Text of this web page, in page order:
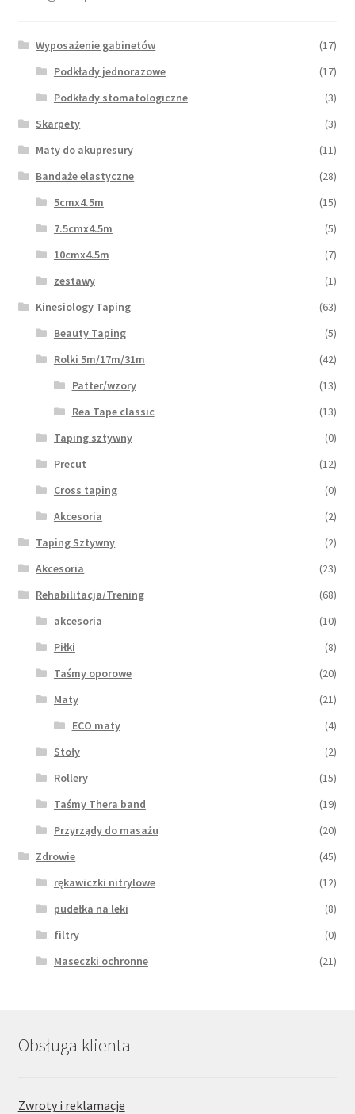
Wyposażenie gabinetów
(17)
Podkłady jednorazowe
(17)
Podkłady stomatologiczne
(3)
Skarpety
(3)
Maty do akupresury
(11)
Bandaże elastyczne
(28)
5cmx4.5m
(15)
7.5cmx4.5m
(5)
10cmx4.5m
(7)
zestawy
(1)
Kinesiology Taping
(63)
Beauty Taping
(5)
Rolki 5m/17m/31m
(42)
Patter/wzory
(13)
Rea Tape classic
(13)
Taping sztywny
(0)
Precut
(12)
Cross taping
(0)
Akcesoria
(2)
Taping Sztywny
(2)
Akcesoria
(23)
Rehabilitacja/Trening
(68)
akcesoria
(10)
Piłki
(8)
Taśmy oporowe
(20)
Maty
(21)
ECO maty
(4)
Stoły
(2)
Rollery
(15)
Taśmy Thera band
(19)
Przyrządy do masażu
(20)
Zdrowie
(45)
rękawiczki nitrylowe
(12)
pudełka na leki
(8)
filtry
(0)
Maseczki ochronne
(21)
Obsługa klienta
Zwroty i reklamacje